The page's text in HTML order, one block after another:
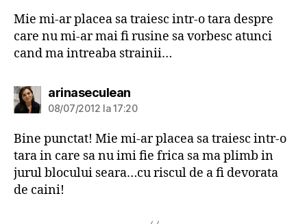
Mie mi-ar placea sa traiesc intr-o tara despre
care nu mi-ar mai fi rusine sa vorbesc atunci
cand ma intreaba strainii…
arinaseculeanspune:
08/07/2012 la 17:20
Bine punctat! Mie mi-ar placea sa traiesc intr-o
tara in care sa nu imi fie frica sa ma plimb in
jurul blocului seara…cu riscul de a fi devorata
de caini!